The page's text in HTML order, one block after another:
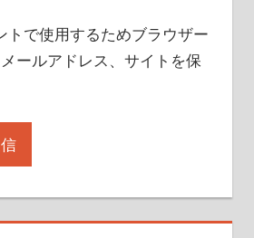
トで使用するためブラウザー
ールアドレス、サイトを保